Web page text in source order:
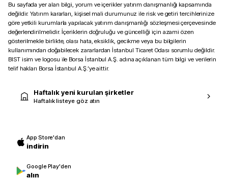
Bu sayfada yer alan bilgi, yorum ve içerikler yatırım danışmanlığı kapsamında
değildir. Yatırım kararları, kişisel mali durumunuz ile risk ve getiri tercihlerinize
göre yetkili kurumlarla yapılacak yatırım danışmanlığı sözleşmesi çerçevesinde
değerlendirilmelidir. İçeriklerin doğruluğu ve güncelliği için azami özen
gösterilmekle birlikte, olası hata, eksiklik, gecikme veya bu bilgilerin
kullanımından doğabilecek zararlardan İstanbul Ticaret Odası sorumlu değildir.
BIST isim ve logosu ile Borsa İstanbul A.Ş. adına açıklanan tüm bilgi ve verilerin
telif hakları Borsa İstanbul A.Ş.’ye aittir.
Haftalık yeni kurulan şirketler
Haftalık listeye göz atın
App Store'dan
indirin
Google Play'den
alın